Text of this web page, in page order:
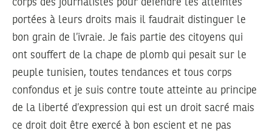
corps des journalistes pour défendre les atteintes
portées à leurs droits mais il faudrait distinguer le
bon grain de l’ivraie. Je fais partie des citoyens qui
ont souffert de la chape de plomb qui pesait sur le
peuple tunisien, toutes tendances et tous corps
confondus et je suis contre toute atteinte au principe
de la liberté d’expression qui est un droit sacré mais
ce droit doit être exercé à bon escient et ne pas